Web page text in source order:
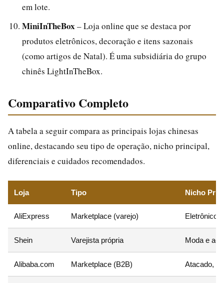
em lote.
MiniInTheBox– Loja online que se destaca por
produtos eletrônicos, decoração e itens sazonais
(como artigos de Natal). É uma subsidiária do grupo
chinês LightInTheBox.
Comparativo Completo
A tabela a seguir compara as principais lojas chinesas
online, destacando seu tipo de operação, nicho principal,
diferenciais e cuidados recomendados.
Loja Tipo Nicho
AliExpress Marketplace (varejo)
Shein Varejista própria Moda e
Alibaba.com Marketplace (B2B) Atacado,